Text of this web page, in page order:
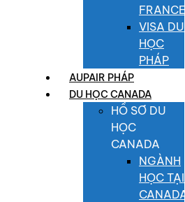
FRANCE
VISA DU
HỌC
PHÁP
AUPAIR PHÁP
DU HỌC CANADA
HỒ SƠ DU
HỌC
CANADA
NGÀNH
HỌC TẠI
CANADA